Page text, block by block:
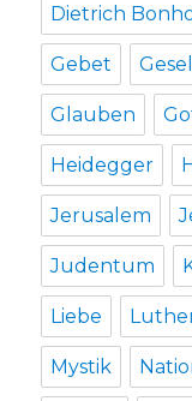
Dietrich
Gebet
Glauben
Heidegger
Jerusalem
Judentum
Liebe
Mystik